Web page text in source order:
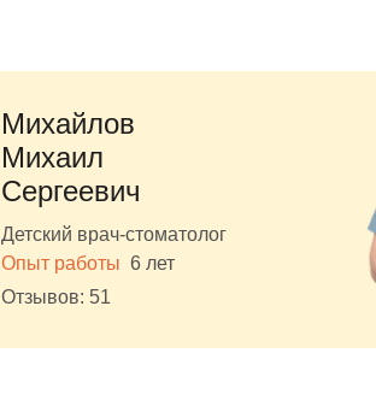
Михайлов
Михаил
Сергеевич
Детский врач-стоматолог
Опыт работы 6 лет
Отзывов: 51